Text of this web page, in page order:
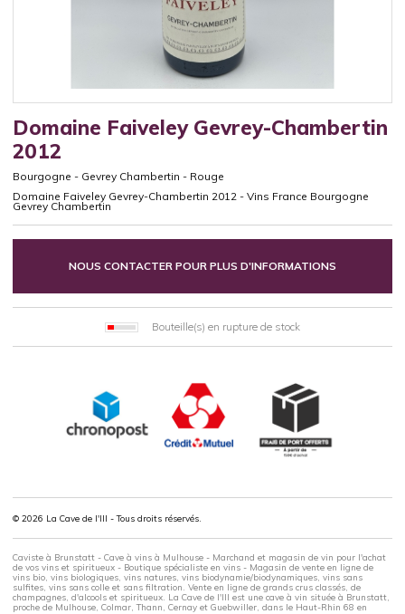
Domaine Faiveley Gevrey-Chambertin
2012
Bourgogne - Gevrey Chambertin - Rouge
Domaine Faiveley Gevrey-Chambertin 2012 - Vins France Bourgogne
Gevrey Chambertin
NOUS CONTACTER POUR PLUS D'INFORMATIONS
Bouteille(s) en rupture de stock
© 2026 La Cave de l'Ill - Tous droits réservés.
Caviste à Brunstatt - Cave à vins à Mulhouse - Marchand et magasin de vin pour l'achat
de vos vins et spiritueux - Boutique spécialiste en vins - Magasin de vente en ligne de
vins bio, vins biologiques, vins natures, vins biodynamie/biodynamiques, vins sans
sulfites, vins sans colle et sans filtration. Vente en ligne de grands crus classés, de
champagnes, d'alcools et spiritueux. La Cave de l'Ill est une cave à vin située à Brunstatt,
proche de Mulhouse, Colmar, Thann, Cernay et Guebwiller, dans le Haut-Rhin 68 en